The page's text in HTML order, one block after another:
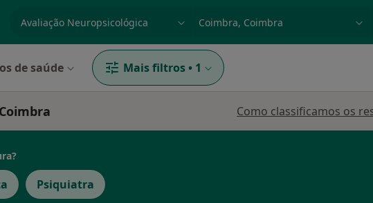
especialidade, doença ou nome
de saúde Mais filtros • 1
Como classificamos os
Psiquiatra